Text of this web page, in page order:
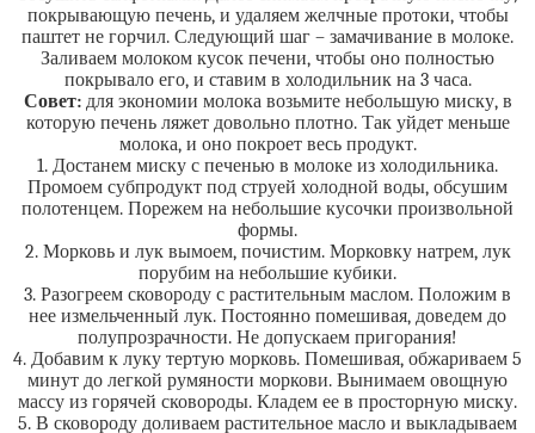
покрывающую печень, и удаляем желчные протоки, чтобы
паштет не горчил. Следующий шаг – замачивание в молоке.
Заливаем молоком кусок печени, чтобы оно полностью
покрывало его, и ставим в холодильник на 3 часа.
Совет: для экономии молока возьмите небольшую миску, в
которую печень ляжет довольно плотно. Так уйдет меньше
молока, и оно покроет весь продукт.
1. Достанем миску с печенью в молоке из холодильника.
Промоем субпродукт под струей холодной воды, обсушим
полотенцем. Порежем на небольшие кусочки произвольной
формы.
2. Морковь и лук вымоем, почистим. Морковку натрем, лук
порубим на небольшие кубики.
3. Разогреем сковороду с растительным маслом. Положим в
нее измельченный лук. Постоянно помешивая, доведем до
полупрозрачности. Не допускаем пригорания!
4. Добавим к луку тертую морковь. Помешивая, обжариваем 5
минут до легкой румяности моркови. Вынимаем овощную
массу из горячей сковороды. Кладем ее в просторную миску.
5. В сковороду доливаем растительное масло и выкладываем